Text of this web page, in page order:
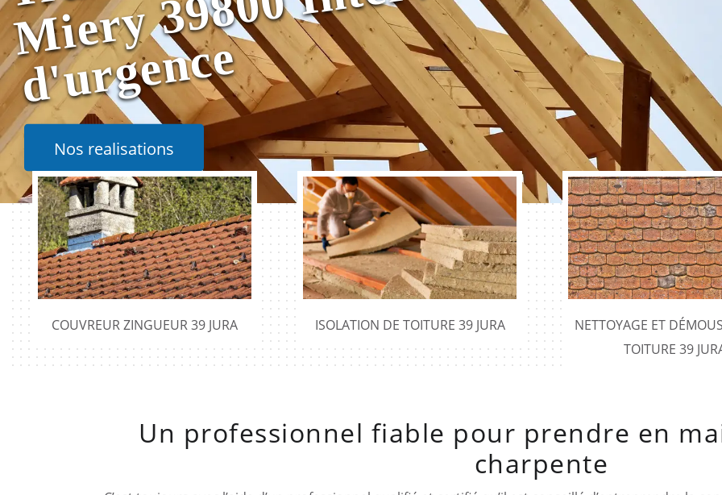
e
Nos realisations
COUVREUR ZINGUEUR 39 JURA ISOLATION DE TOITURE 39 JURA
NETTOYAGE ET
TOITURE 39
Un professionnel fiable pour prendre en
charpente